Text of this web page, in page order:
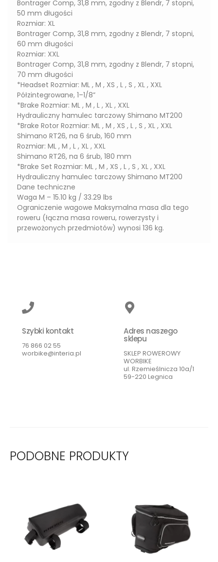
Bontrager Comp, 31,8 mm, zgodny z Blendr, 7 stopni,
50 mm długości
Rozmiar: XL
Bontrager Comp, 31,8 mm, zgodny z Blendr, 7 stopni,
60 mm długości
Rozmiar: XXL
Bontrager Comp, 31,8 mm, zgodny z Blendr, 7 stopni,
70 mm długości
*Headset Rozmiar: ML , M , XS , L , S , XL , XXL
Półzintegrowane, 1–1/8”
*Brake Rozmiar: ML , M , L , XL , XXL
Hydrauliczny hamulec tarczowy Shimano MT200
*Brake Rotor Rozmiar: ML , M , XS , L , S , XL , XXL
Shimano RT26, na 6 śrub, 160 mm
Rozmiar: ML , M , L , XL , XXL
Shimano RT26, na 6 śrub, 180 mm
*Brake Set Rozmiar: ML , M , XS , L , S , XL , XXL
Hydrauliczny hamulec tarczowy Shimano MT200
Dane techniczne
Waga M – 15.10 kg / 33.29 lbs
Ograniczenie wagowe Maksymalna masa dla tego
roweru (łączna masa roweru, rowerzysty i
przewożonych przedmiotów) wynosi 136 kg.
Szybki kontakt
76 866 02 55
worbike@interia.pl
Adres naszego
sklepu
SKLEP ROWEROWY
WORBIKE
ul. Rzemieślnicza 10a/1
59-220 Legnica
PODOBNE PRODUKTY